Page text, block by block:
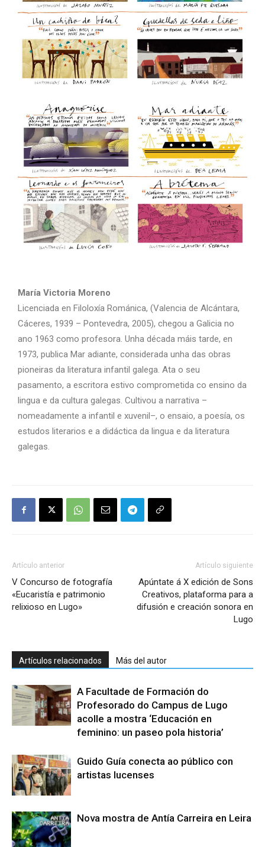
María Victoria Moreno
Licenciada en Filoloxía Románica, (Valencia de Alcántara,
Cáceres, 1939 – Pontevedra, 2005), chegou a Galicia no
ano 1963 como profesora. Unha década máis tarde, en
1973, publica Mar adiante, considerada unha das obras
pioneiras da literatura infantil galega. Ata o seu
pasamento, a escritora estivo comprometida co ensino da
lingua e da cultura galegas. Cultivou a narrativa –
nomeadamente a infantil e xuvenil–, o ensaio, a poesía, os
estudos literarios e a didáctica da lingua e da literatura
galegas.
Artículo anterior
V Concurso de fotografía
«Eucaristía e patrimonio
relixioso en Lugo»
Artículo siguiente
Apúntate á X edición de Sons
Creativos, plataforma para a
difusión e creación sonora en
Lugo
Artículos relacionados Más del autor
A Facultade de Formación do
Profesorado do Campus de Lugo
acolle a mostra ‘Educación en
feminino: un paseo pola historia’
Guido Guía conecta ao público con
artistas lucenses
Nova mostra de Antía Carreira en Leira